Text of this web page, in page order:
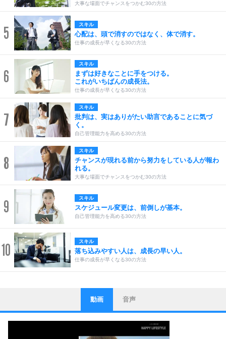
大事な場面でチャンスをつかむ30の方法
5 スキル
心配は、頭で消すのではなく、体で消す。
仕事の成長が早くなる30の方法
6
スキル
まずは好きなことに手をつける。
これがいちばんの成長法。
仕事の成長が早くなる30の方法
7
スキル
批判は、実はありがたい助言であることに気づ
く。
自己管理能力を高める30の方法
8
スキル
チャンスが現れる前から努力をしている人が報わ
れる。
大事な場面でチャンスをつかむ30の方法
9 スキル
スケジュール変更は、前倒しが基本。
自己管理能力を高める30の方法
10 スキル
落ち込みやすい人は、成長の早い人。
仕事の成長が早くなる30の方法
1
ストレス対策
他人と比べない。
いっそのこと、他人を見ない。
いらいらしない人になる30の方法
動画 音声